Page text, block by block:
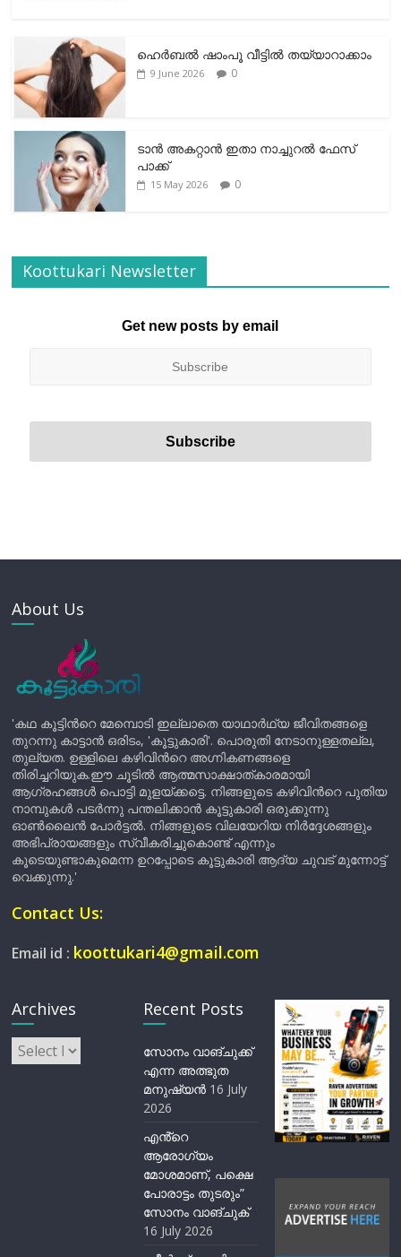
ഹെര്‍ബല്‍ ഷാംപൂ വീട്ടില്‍ തയ്യാറാക്കാം
9 June 2026 0
ടാന്‍ അകറ്റാന്‍ ഇതാ നാച്ചുറല്‍ ഫേസ്
പാക്ക്
15 May 2026 0
Koottukari Newsletter
Get new posts by email
About Us
'കഥ കൂട്ടിന്‍റെ മേമ്പൊടി ഇല്ലാതെ യാഥാർഥ്യ ജീവിതങ്ങളെ
തുറന്നു കാട്ടാൻ ഒരിടം, 'കൂട്ടുകാരി'. പൊരുതി നേടാനുള്ളതല്ല,
തുല്യത. ഉള്ളിലെ കഴിവിന്‍റെ അഗ്നികണങ്ങളെ
തിരിച്ചറിയുക.ഈ ചൂടിൽ ആത്മസാക്ഷാത്കാരമായി
ആഗ്രഹങ്ങൾ പൊട്ടി മുളയ്ക്കട്ടെ. നിങ്ങളുടെ കഴിവിന്‍റെ പുതിയ
നാമ്പുകൾ പടർന്നു പന്തലിക്കാൻ കൂട്ടുകാരി ഒരുക്കുന്നു
ഓൺലൈൻ പോർട്ടൽ. നിങ്ങളുടെ വിലയേറിയ നിർദ്ദേശങ്ങളും
അഭിപ്രായങ്ങളും സ്വീകരിച്ചുകൊണ്ട് എന്നും
കൂടെയുണ്ടാകുമെന്ന ഉറപ്പോടെ കൂട്ടുകാരി ആദ്യ ചുവട് മുന്നോട്ട്
വെക്കുന്നു.'
Contact Us:
Email id : koottukari4@gmail.com
Archives
Archives
Recent Posts
സോനം വാങ്ചുക്ക്
എന്ന അത്ഭുത
മനുഷ്യന്‍ 16 July
2026
എൻ്റെ
ആരോഗ്യം
മോശമാണ്, പക്ഷെ
പോരാട്ടം തുടരും”
സോനം വാങ്ചുക്
16 July 2026